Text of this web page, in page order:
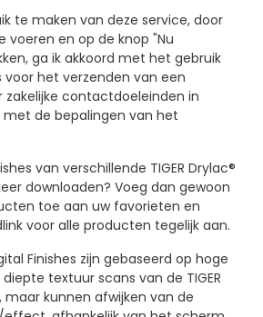
te maken van deze service, door
voeren en op de knop "Nu
ga ik akkoord met het gebruik
het verzenden van een
zakelijke contactdoeleinden in
de bepalingen van het
van verschillende TIGER Drylac®
downloaden? Voeg dan gewoon
toe aan uw favorieten en
voor alle producten tegelijk aan.
Finishes zijn gebaseerd op hoge
textuur scans van de TIGER
kunnen afwijken van de